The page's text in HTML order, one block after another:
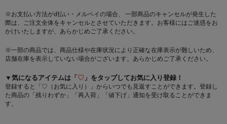
※お支払い方法がd払い・メルペイの場合、 一部商品のキャンセルが発生した
際は、ご注文全体をキャンセルとさせていただきます。お客様にはご迷惑をお
かけいたしますが、あらかじめご了承ください。
※一部の商品では、商品仕様や在庫状況により正確な在庫表示が難しいため、
店舗在庫を表示していない場合がございます。あらかじめご了承ください。
▼気になるアイテムは「♡ 」をタップしてお気に入り登録！
登録すると「♡（お気に入り）」からいつでも見返すことができます。登録し
た商品の「残りわずか」「再入荷」「値下げ」通知を受け取ることができま
す。